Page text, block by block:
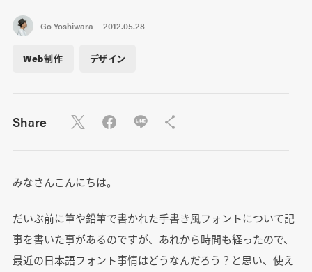
Go Yoshiwara 2012.05.28
Web制作 デザイン
Share
みなさんこんにちは。
だいぶ前に筆や鉛筆で書かれた手書き風フォントについて記
事を書いた事があるのですが、あれから時間も経ったので、
最近の日本語フォント事情はどうなんだろう？と思い、使え